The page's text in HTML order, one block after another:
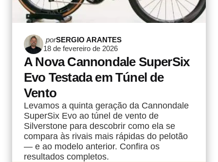
Postado
por
porSERGIO ARANTES
18 de fevereiro de 2026
A Nova Cannondale SuperSix
Evo Testada em Túnel de
Vento
Levamos a quinta geração da Cannondale
SuperSix Evo ao túnel de vento de
Silverstone para descobrir como ela se
compara às rivais mais rápidas do pelotão
— e ao modelo anterior. Confira os
resultados completos.